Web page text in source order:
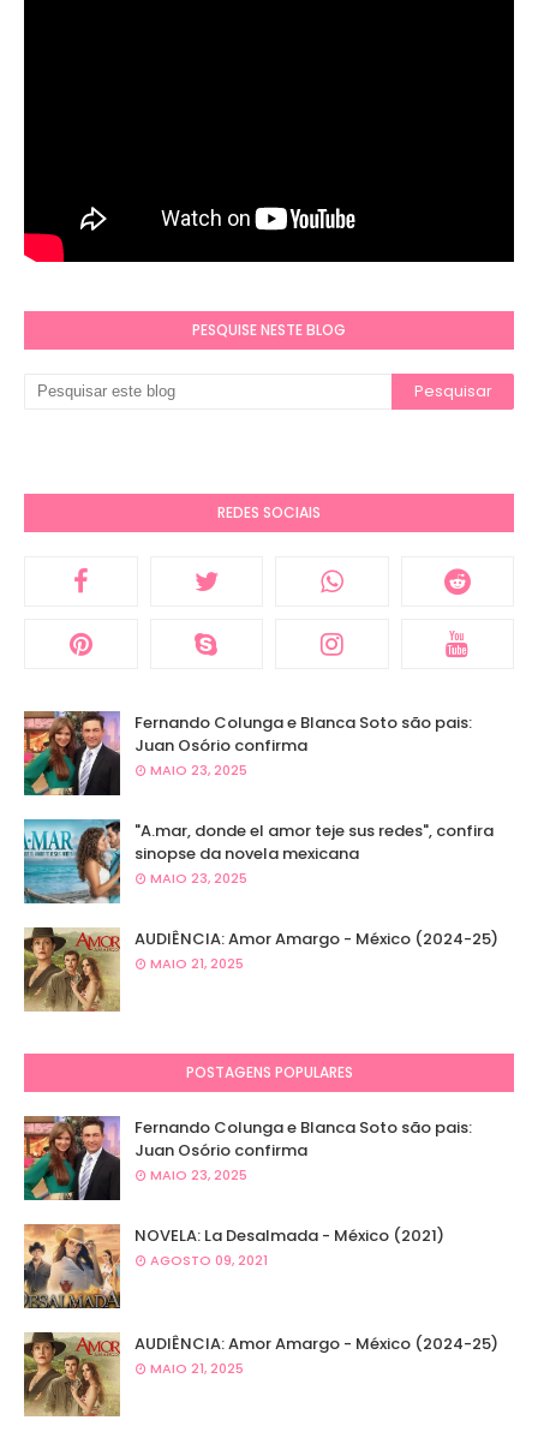
PESQUISE NESTE BLOG
REDES SOCIAIS
Fernando Colunga e Blanca Soto são pais:
Juan Osório confirma
MAIO 23, 2025
"A.mar, donde el amor teje sus redes", confira
sinopse da novela mexicana
MAIO 23, 2025
AUDIÊNCIA: Amor Amargo - México (2024-25)
MAIO 21, 2025
POSTAGENS POPULARES
Fernando Colunga e Blanca Soto são pais:
Juan Osório confirma
MAIO 23, 2025
NOVELA: La Desalmada - México (2021)
AGOSTO 09, 2021
AUDIÊNCIA: Amor Amargo - México (2024-25)
MAIO 21, 2025